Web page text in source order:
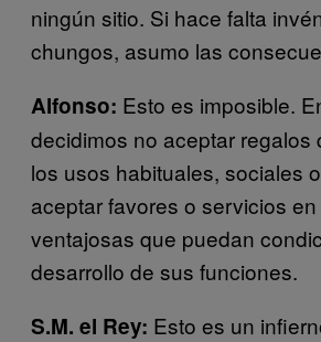
ningún sitio. Si hace falta
chungos, asumo las
Alfonso: Esto es imposible.
decidimos no aceptar regalos
los usos habituales, sociales
aceptar favores o servicios
ventajosas que puedan
desarrollo de sus funciones.
S.M. el Rey: Esto es un